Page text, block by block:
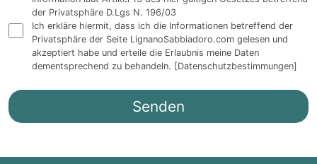
der Privatsphäre D.Lgs N. 196/03
Ich erkläre hiermit, dass ich die Informationen betreffend der
Privatsphäre der Seite LignanoSabbiadoro.com gelesen und
akzeptiert habe und erteile die Erlaubnis meine Daten
dementsprechend zu behandeln. [Datenschutzbestimmungen]